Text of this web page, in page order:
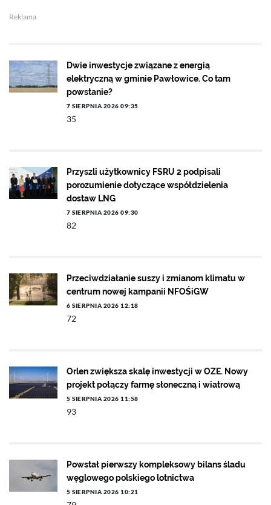
Reklama
Dwie inwestycje związane z energią
elektryczną w gminie Pawłowice. Co tam
powstanie?
7 SIERPNIA 2026 09:35
35
Przyszli użytkownicy FSRU 2 podpisali
porozumienie dotyczące współdzielenia
dostaw LNG
7 SIERPNIA 2026 09:30
82
Przeciwdziałanie suszy i zmianom klimatu w
centrum nowej kampanii NFOŚiGW
6 SIERPNIA 2026 12:18
72
Orlen zwiększa skalę inwestycji w OZE. Nowy
projekt połączy farmę słoneczną i wiatrową
5 SIERPNIA 2026 11:58
93
Powstał pierwszy kompleksowy bilans śladu
węglowego polskiego lotnictwa
5 SIERPNIA 2026 10:21